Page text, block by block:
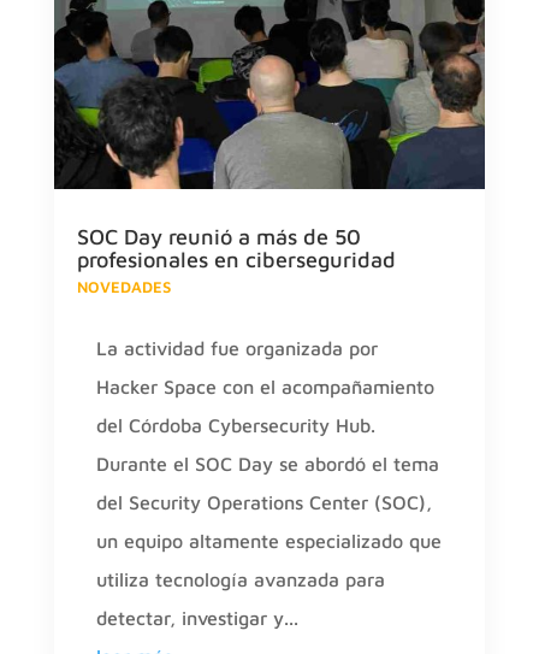
SOC Day reunió a más de 50
profesionales en ciberseguridad
NOVEDADES
La actividad fue organizada por
Hacker Space con el acompañamiento
del Córdoba Cybersecurity Hub.
Durante el SOC Day se abordó el tema
del Security Operations Center (SOC),
un equipo altamente especializado que
utiliza tecnología avanzada para
detectar, investigar y...